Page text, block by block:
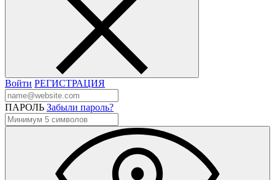
Войти РЕГИСТРАЦИЯ
ПАРОЛЬ Забыли пароль?